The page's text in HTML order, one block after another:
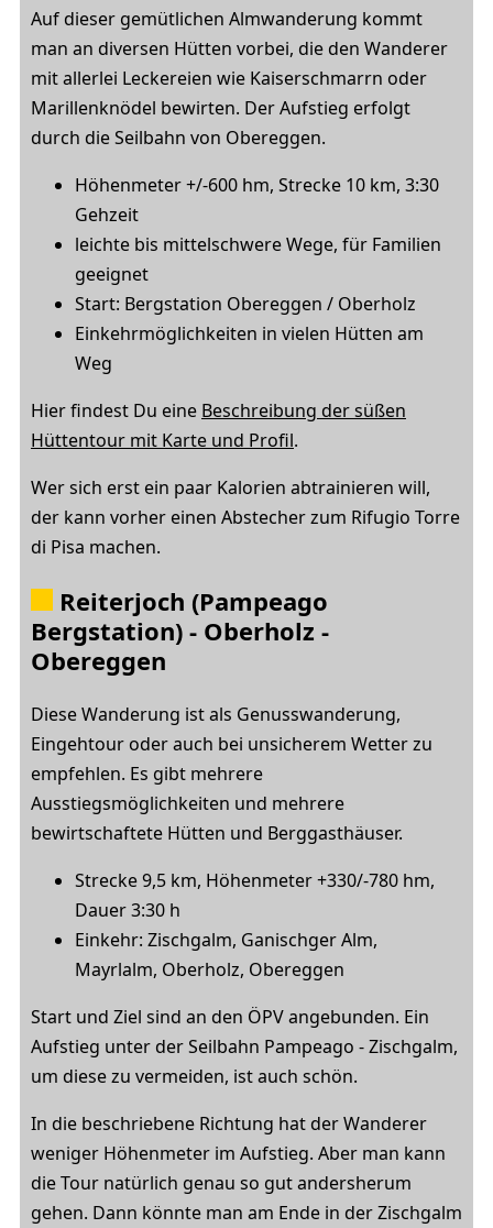
Auf dieser gemütlichen Almwanderung kommt
man an diversen Hütten vorbei, die den Wanderer
mit allerlei Leckereien wie Kaiserschmarrn oder
Marillenknödel bewirten. Der Aufstieg erfolgt
durch die Seilbahn von Obereggen.
Höhenmeter +/-600 hm, Strecke 10 km, 3:30
Gehzeit
leichte bis mittelschwere Wege, für Familien
geeignet
Start: Bergstation Obereggen / Oberholz
Einkehrmöglichkeiten in vielen Hütten am
Weg
Hier findest Du eine Beschreibung der süßen
Hüttentour mit Karte und Profil.
Wer sich erst ein paar Kalorien abtrainieren will,
der kann vorher einen Abstecher zum Rifugio Torre
di Pisa machen.
Reiterjoch (Pampeago
Bergstation) - Oberholz -
Obereggen
Diese Wanderung ist als Genusswanderung,
Eingehtour oder auch bei unsicherem Wetter zu
empfehlen. Es gibt mehrere
Ausstiegsmöglichkeiten und mehrere
bewirtschaftete Hütten und Berggasthäuser.
Strecke 9,5 km, Höhenmeter +330/-780 hm,
Dauer 3:30 h
Einkehr: Zischgalm, Ganischger Alm,
Mayrlalm, Oberholz, Obereggen
Start und Ziel sind an den ÖPV angebunden. Ein
Aufstieg unter der Seilbahn Pampeago - Zischgalm,
um diese zu vermeiden, ist auch schön.
In die beschriebene Richtung hat der Wanderer
weniger Höhenmeter im Aufstieg. Aber man kann
die Tour natürlich genau so gut andersherum
gehen. Dann könnte man am Ende in der Zischgalm